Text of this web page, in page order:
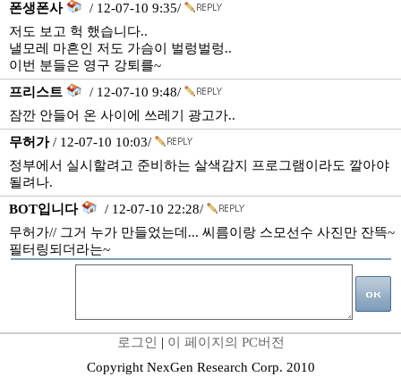
폰생폰사
/ 12-07-10 9:35/
저도 보고 헉 했습니다..
낼모레 마흔인 저도 가슴이 벌렁벌렁..
이번 분들은 영구 강퇴를~
프리스트
/ 12-07-10 9:48/
잠깐 안들어 온 사이에 쓰레기 광고가..
무허가/ 12-07-10 10:03/
정부에서 실시할려고 준비하는 살색감지 프로그램이라도 깔아야
될려나.
BOT입니다
/ 12-07-10 22:28/
무허가// 그거 누가 만들었는데... 씨름이랑 스모선수 사진만 잔뜩~
필터링되더라는~
로그인 | 이 페이지의 PC버전
Copyright NexGen Research Corp. 2010